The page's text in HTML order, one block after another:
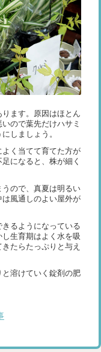
ます。原因はほとん
ので葉先だけハサミ
しましょう。
く当てて育てた方が
になると、株が細く
ので、真夏は明るい
は風通しのよい屋外が
るようになっている
生育期はよく水を吸
たらたっぷりと与え
溶けていく錠剤の肥